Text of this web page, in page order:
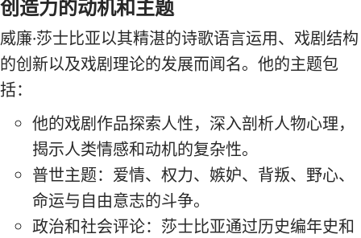
创造力的动机和主题
威廉·莎士比亚以其精湛的诗歌语言运用、戏剧结构
的创新以及戏剧理论的发展而闻名。他的主题包
括：
他的戏剧作品探索人性，深入剖析人物心理，
揭示人类情感和动机的复杂性。
普世主题：爱情、权力、嫉妒、背叛、野心、
命运与自由意志的斗争。
政治和社会评论：莎士比亚通过历史编年史和